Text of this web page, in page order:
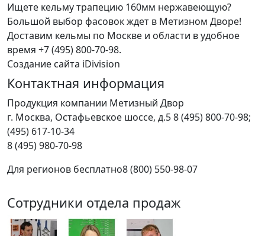
Ищете кельму трапецию 160мм нержавеющую?
Большой выбор фасовок ждет в Метизном Дворе!
Доставим кельмы по Москве и области в удобное
время +7 (495) 800-70-98.
Создание сайта iDivision
Контактная информация
Продукция компании Метизный Двор
г. Москва, Остафьевское шоссе, д.58 (495) 800-70-98;
(495) 617-10-34
8 (495) 980-70-98
Для регионов бесплатно8 (800) 550-98-07
Сотрудники отдела продаж